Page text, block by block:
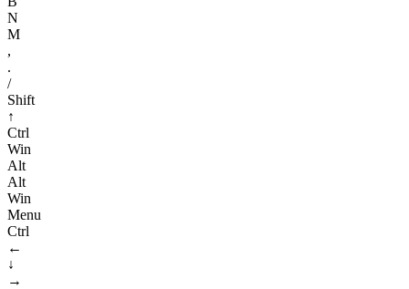
N
M
,
.
/
Shift
↑
Ctrl
Win
Alt
Alt
Win
Menu
Ctrl
←
↓
→